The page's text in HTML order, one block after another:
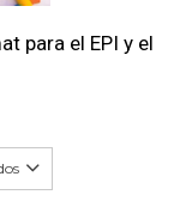
para el EPI y el